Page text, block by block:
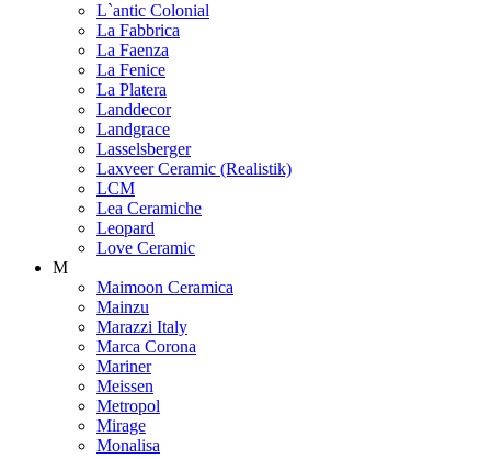
L`antic Colonial
La Fabbrica
La Faenza
La Fenice
La Platera
Landdecor
Landgrace
Lasselsberger
Laxveer Ceramic (Realistik)
LCM
Lea Ceramiche
Leopard
Love Ceramic
M
Maimoon Ceramica
Mainzu
Marazzi Italy
Marca Corona
Mariner
Meissen
Metropol
Mirage
Monalisa